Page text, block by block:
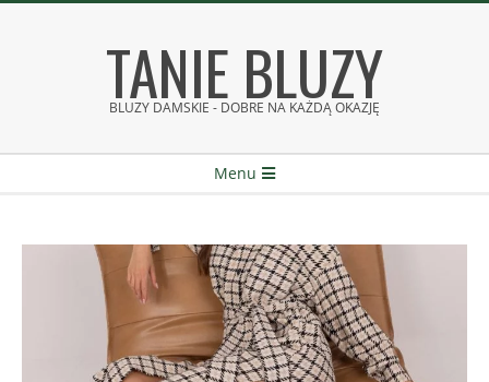
TANIE BLUZY
BLUZY DAMSKIE - DOBRE NA KAŻDĄ OKAZJĘ
Menu